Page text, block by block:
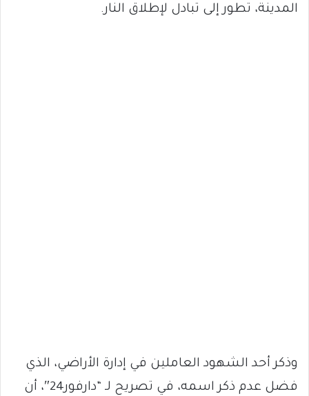
المدينة، تطور إلى تبادل لإطلاق النار.
وذكر أحد الشهود العاملين في إدارة الأراضي، الذي
فضل عدم ذكر اسمه، في تصريح لـ “دارفور24″، أن